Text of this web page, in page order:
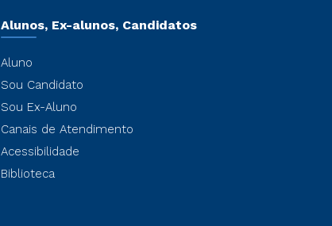
Alunos, Ex-alunos, Candidatos
Aluno
Sou Candidato
Sou Ex-Aluno
Canais de Atendimento
Acessibilidade
Biblioteca